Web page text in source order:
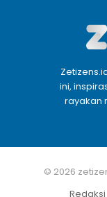
ini,
rayakan
© 2026
Redaksi